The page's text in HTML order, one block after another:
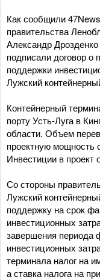
Как сообщили
правительства
Александр
подписали договор о
поддержки
Лужский
Контейнерный
порту Усть-Луга в
области. Объем
проектную мощность
Инвестиции в проект
Со стороны
Лужский
поддержку на срок
инвестиционных
завершения периода
инвестиционных
терминала налог на
а ставка налога на